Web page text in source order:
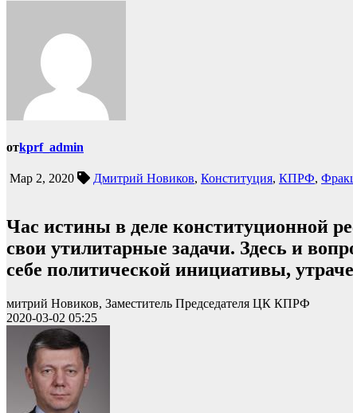
отkprf_admin
Мар 2, 2020 Дмитрий Новиков, Конституция, КПРФ,
Час истины в деле конституционной
свои утилитарные задачи. Здесь и
себе политической инициативы,
митрий Новиков, Заместитель Председателя ЦК КПРФ
2020-03-02 05:25